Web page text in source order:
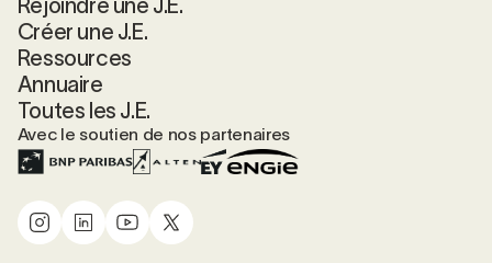
Rejoindre une J.E.
Créer une J.E.
Ressources
Annuaire
Toutes les J.E.
Avec le soutien de nos partenaires